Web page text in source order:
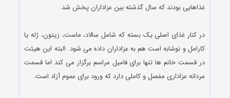
غذاهایی بودند که سال گذشته بین عزاداران پخش شد.
در کنار غذای اصلی یک بسته که شامل سالاد، ماست، زیتون، ژله یا
کارامل و نوشابه است هم به عزاداران داده می شود. البته این هیئت
در قسمت خانم ها تنها برای فامیل مراسم برگزار می کند اما قسمت
مردانه عزاداری مفصل و کاملی دارد که ورود برای عموم آزاد است.